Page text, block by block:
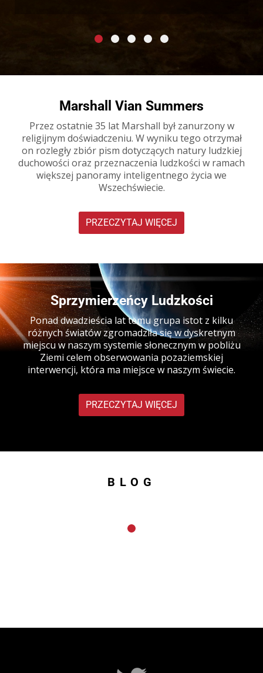
Marshall Vian Summers
Przez ostatnie 35 lat Marshall był zanurzony w
religijnym doświadczeniu. W wyniku tego otrzymał
on rozległy zbiór pism dotyczących natury ludzkiej
duchowości oraz przeznaczenia ludzkości w ramach
większej panoramy inteligentnego życia we
Wszechświecie.
PRZECZYTAJ WIĘCEJ
Sprzymierzeńcy Ludzkości
Ponad dwadzieścia lat temu grupa istot z kilku
różnych światów zgromadziła się w dyskretnym
miejscu w naszym systemie słonecznym w pobliżu
Ziemi celem obserwowania pozaziemskiej
interwencji, która ma miejsce w naszym świecie.
PRZECZYTAJ WIĘCEJ
BLOG